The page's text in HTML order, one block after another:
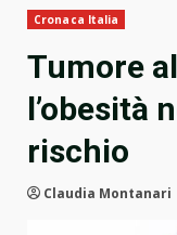
Cronaca Italia
Tumore
l’obesità
rischio
Claudia Montanari